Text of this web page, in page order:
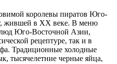
королевы пиратов Юго-
жившей в XX веке. В меню
Юго-Восточной Азии,
рецептуре, так и в
Традиционные холодные
тысячелетние черные яйца,